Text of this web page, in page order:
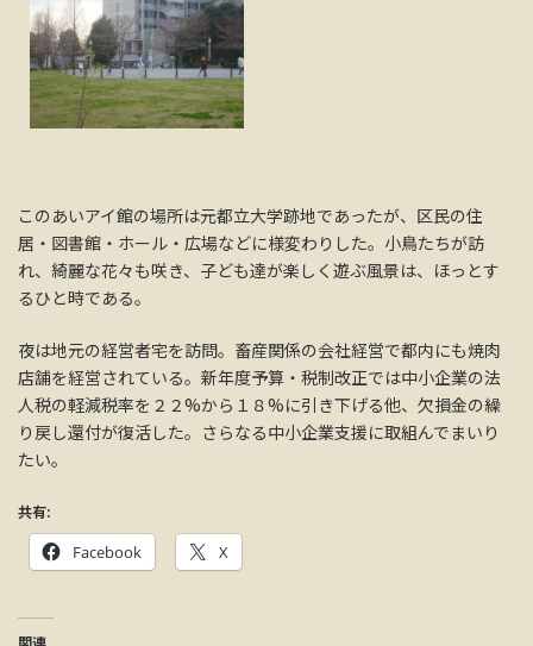
このあいアイ館の場所は元都立大学跡地であったが、区民の住
居・図書館・ホール・広場などに様変わりした。小鳥たちが訪
れ、綺麗な花々も咲き、子ども達が楽しく遊ぶ風景は、ほっとす
るひと時である。
夜は地元の経営者宅を訪問。畜産関係の会社経営で都内にも焼肉
店舗を経営されている。新年度予算・税制改正では中小企業の法
人税の軽減税率を２２%から１８%に引き下げる他、欠損金の繰
り戻し還付が復活した。さらなる中小企業支援に取組んでまいり
たい。
共有:
Facebook X